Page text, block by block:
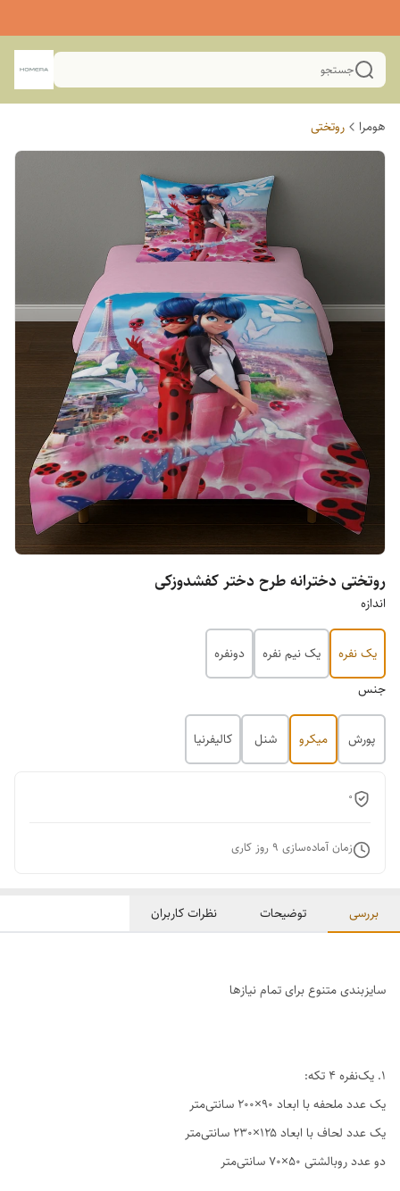
جستجو
هومرا روتختی
روتختی دخترانه طرح دختر کفشدوزکی
اندازه
یک نفره یک نیم نفره
دونفره
جنس
پورش میکرو شنل کالیفرنیا
0
زمان آماده‌سازی 9 روز کاری
بررسی توضیحات نظرات کاربران
سایزبندی متنوع برای تمام نیازها
1. یک‌نفره ۴ تکه:
یک عدد ملحفه با ابعاد ۹۰×۲۰۰ سانتی‌متر
یک عدد لحاف با ابعاد ۱۲۵×۲۳۰ سانتی‌متر
دو عدد روبالشتی ۵۰×۷۰ سانتی‌متر